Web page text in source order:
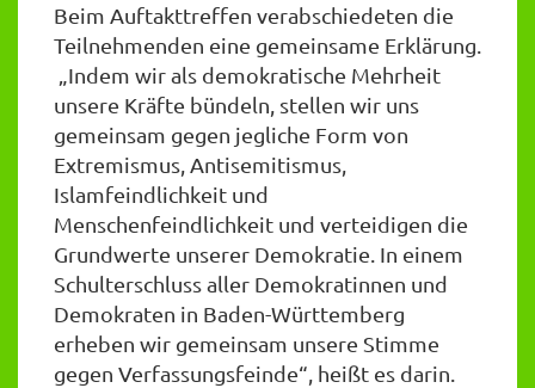
Beim Auftakttreffen verabschiedeten die
Teilnehmenden eine gemeinsame Erklärung.
„Indem wir als demokratische Mehrheit
unsere Kräfte bündeln, stellen wir uns
gemeinsam gegen jegliche Form von
Extremismus, Antisemitismus,
Islamfeindlichkeit und
Menschenfeindlichkeit und verteidigen die
Grundwerte unserer Demokratie. In einem
Schulterschluss aller Demokratinnen und
Demokraten in Baden-Württemberg
erheben wir gemeinsam unsere Stimme
gegen Verfassungsfeinde“, heißt es darin.